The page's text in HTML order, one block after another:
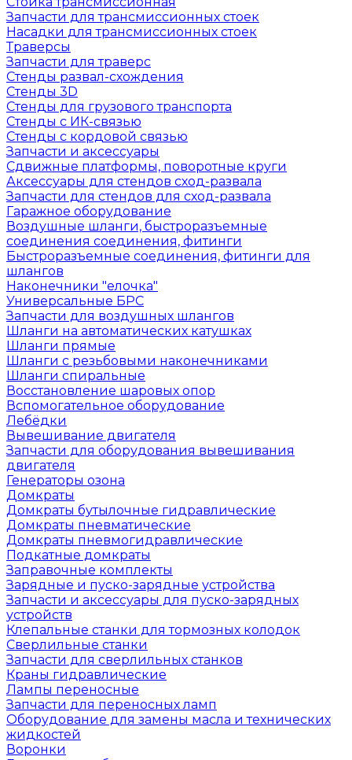
Запчасти для трансмиссионных стоек
Насадки для трансмиссионных стоек
Траверсы
Запчасти для траверс
Стенды развал-схождения
Стенды 3D
Стенды для грузового транспорта
Стенды с ИК-связью
Стенды с кордовой связью
Запчасти и аксессуары
Сдвижные платформы, поворотные круги
Аксессуары для стендов сход-развала
Запчасти для стендов для сход-развала
Гаражное оборудование
Воздушные шланги, быстроразъемные
соединения соединения, фитинги
Быстроразъемные соединения, фитинги для
шлангов
Наконечники "елочка"
Универсальные БРС
Запчасти для воздушных шлангов
Шланги на автоматических катушках
Шланги прямые
Шланги с резьбовыми наконечниками
Шланги спиральные
Восстановление шаровых опор
Вспомогательное оборудование
Лебёдки
Вывешивание двигателя
Запчасти для оборудования вывешивания
двигателя
Генераторы озона
Домкраты
Домкраты бутылочные гидравлические
Домкраты пневматические
Домкраты пневмогидравлические
Подкатные домкраты
Заправочные комплекты
Зарядные и пуско-зарядные устройства
Запчасти и аксессуары для пуско-зарядных
устройств
Клепальные станки для тормозных колодок
Сверлильные станки
Запчасти для сверлильных станков
Краны гидравлические
Лампы переносные
Запчасти для переносных ламп
Оборудование для замены масла и технических
жидкостей
Воронки